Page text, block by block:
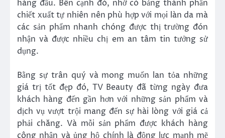
hàng đầu. Bên cạnh đó, nhờ có bảng thành phần
chiết xuất tự nhiên nên phù hợp với mọi làn da mà
các sản phẩm nhanh chóng được thị trường đón
nhận và được nhiều chị em an tâm tin tưởng sử
dụng.
Bằng sự trân quý và mong muốn lan tỏa những
giá trị tốt đẹp đó, TV Beauty đã từng ngày đưa
khách hàng đến gần hơn với những sản phẩm và
dịch vụ vượt trội mang đến sự hài lòng với giá cả
phải chăng. Và mỗi sản phẩm được khách hàng
công nhận và ủng hộ chính là động lực mạnh mẽ